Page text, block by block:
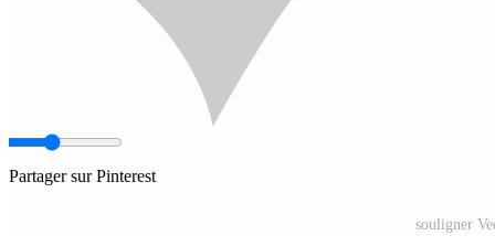
Partager sur Pinterest
souligner